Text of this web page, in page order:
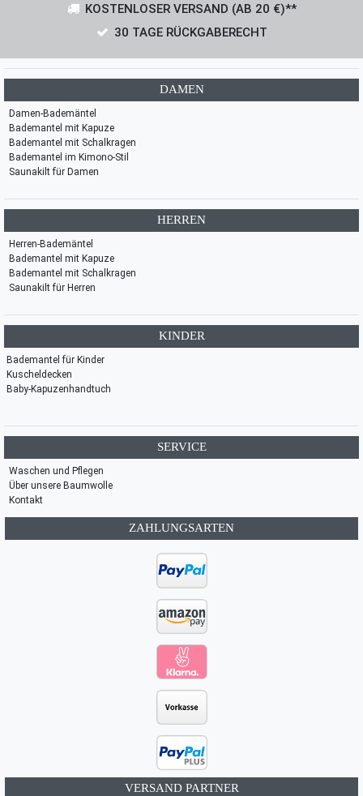
KOSTENLOSER VERSAND (AB 20 €)**
30 TAGE RÜCKGABERECHT
DAMEN
Damen-Bademäntel
Bademantel mit Kapuze
Bademantel mit Schalkragen
Bademantel im Kimono-Stil
Saunakilt für Damen
HERREN
Herren-Bademäntel
Bademantel mit Kapuze
Bademantel mit Schalkragen
Saunakilt für Herren
KINDER
Bademantel für Kinder
Kuscheldecken
Baby-Kapuzenhandtuch
SERVICE
Waschen und Pflegen
Über unsere Baumwolle
Kontakt
ZAHLUNGSARTEN
VERSAND PARTNER